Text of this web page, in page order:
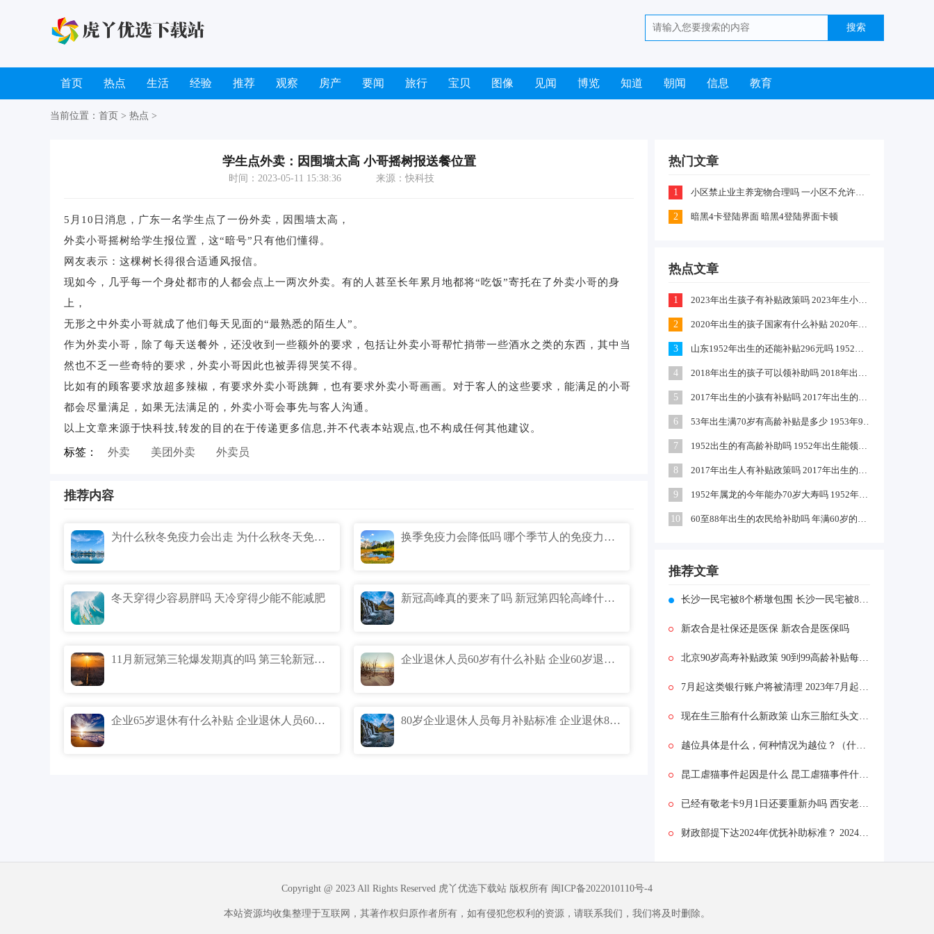
首页 热点 生活 经验 推荐 观察 房产 要闻 旅行 宝贝 图像 见闻 博览 知道 朝闻 信息 教育
当前位置： 首页 > 热点 >
学生点外卖：因围墙太高 小哥摇树报送餐位置
时间：2023-05-11 15:38:36 来源：快科技
5月10日消息，广东一名学生点了一份外卖，因围墙太高，
外卖小哥摇树给学生报位置，这“暗号”只有他们懂得。
网友表示：这棵树长得很合适通风报信。
现如今，几乎每一个身处都市的人都会点上一两次外卖。有的人甚至长年累月地都将“吃饭”寄托在了外卖小哥的身
上，
无形之中外卖小哥就成了他们每天见面的“最熟悉的陌生人”。
作为外卖小哥，除了每天送餐外，还没收到一些额外的要求，包括让外卖小哥帮忙捎带一些酒水之类的东西，其中当
然也不乏一些奇特的要求，外卖小哥因此也被弄得哭笑不得。
比如有的顾客要求放超多辣椒，有要求外卖小哥跳舞，也有要求外卖小哥画画。对于客人的这些要求，能满足的小哥
都会尽量满足，如果无法满足的，外卖小哥会事先与客人沟通。
以上文章来源于快科技,转发的目的在于传递更多信息,并不代表本站观点,也不构成任何其他建议。
标签： 外卖 美团外卖 外卖员
推荐内容
为什么秋冬免疫力会出走 为什么秋冬天免疫力下降 换季免疫力会降低吗 哪个季节人的免疫力最低
冬天穿得少容易胖吗 天冷穿得少能不能减肥 新冠高峰真的要来了吗 新冠第四轮高峰什么时候
11月新冠第三轮爆发期真的吗 第三轮新冠爆发时间预测什么时候 企业退休人员60岁有什么补贴 企业60岁退休补贴标准
企业65岁退休有什么补贴 企业退休人员60周岁补钱吗 80岁企业退休人员每月补贴标准 企业退休80岁能拿多少补贴
热门文章
1 小区禁止业主养宠物合理吗 一小区不允许业主喂养猫咪和狗狗是怎么回事
2 暗黑4卡登陆界面 暗黑4登陆界面卡顿
热点文章
1 2023年出生孩子有补贴政策吗 2023年生小孩有什么补贴政策
2 2020年出生的孩子国家有什么补贴 2020年农村出生的孩子有补贴吗
3 山东1952年出生的还能补贴296元吗 1952出生是否享受高龄补助
4 2018年出生的孩子可以领补助吗 2018年出生的孩子政府有补贴吗
5 2017年出生的小孩有补贴吗 2017年出生的可以领取生育津贴吗
6 53年出生满70岁有高龄补贴是多少 1953年9月出生的有高龄补助吗
7 1952出生的有高龄补助吗 1952年出生能领到70年高龄钱吗
8 2017年出生人有补贴政策吗 2017年出生的小孩独生子女国家有补助吗
9 1952年属龙的今年能办70岁大寿吗 1952年属龙啥时过70大寿
10 60至88年出生的农民给补助吗 年满60岁的农民每月补助多少钱
推荐文章
长沙一民宅被8个桥墩包围 长沙一民宅被8个桥墩包围后续怎么样
新农合是社保还是医保 新农合是医保吗
北京90岁高寿补贴政策 90到99高龄补贴每月多少钱？
7月起这类银行账户将被清理 2023年7月起这类银行账户将被清理为什么
现在生三胎有什么新政策 山东三胎红头文件下达了吗
越位具体是什么，何种情况为越位？（什么是越位？）
昆工虐猫事件起因是什么 昆工虐猫事件什么情况真假
已经有敬老卡9月1日还要重新办吗 西安老年卡9月1日是否取消
财政部提下达2024年优抚补助标准？ 2024年优抚金是多少
Copyright @ 2023 All Rights Reserved 虎丫优选下载站 版权所有 闽ICP备2022010110号-4
本站资源均收集整理于互联网，其著作权归原作者所有，如有侵犯您权利的资源，请联系我们，我们将及时删除。